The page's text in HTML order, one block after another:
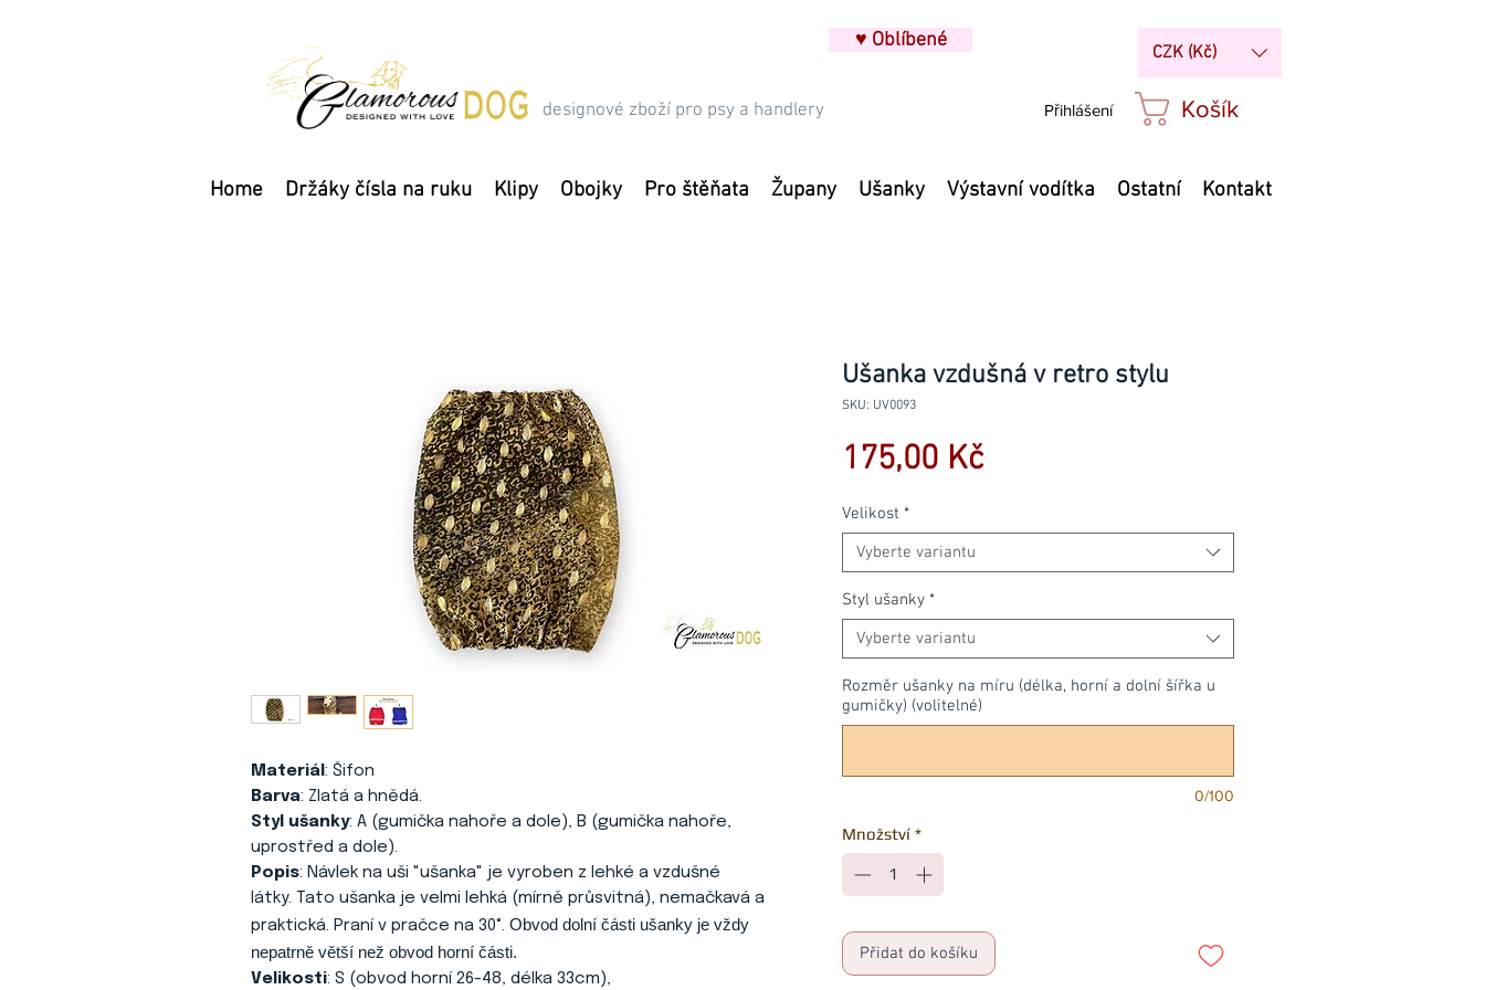
designové zboží pro psy a handlery
♥ Oblíbené
Přihlášení
CZK (Kč)
Košík
Home Držáky čísla na ruku Klipy Obojky Pro štěňata Župany Ušanky Výstavní vodítka Ostatní Kontakt
Materiál : Šifon
Barva: Zlatá a hnědá.
Styl ušanky: A (gumička nahoře a dole), B (gumička nahoře,
uprostřed a dole).
Popis: Návlek na uši "ušanka" je vyroben z lehké a vzdušné
látky. Tato ušanka je velmi lehká (mírně průsvitná), nemačkavá a
praktická. Praní v pračce na 30°. Obvod dolní části ušanky je vždy
nepatrně větší než obvod horní části.
Velikosti: S (obvod horní 26-48, délka 33cm),
Ušanka vzdušná v retro stylu
SKU: UV0093
175,00 KčCena
Velikost *
Vyberte variantu
Styl ušanky *
Vyberte variantu
Rozměr ušanky na míru (délka, horní a dolní šířka u
gumičky) (volitelné)
0/100
Množství *
Přidat do košíku